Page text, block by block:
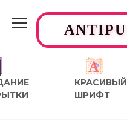
содержанию
КРАСИВЫЙ
ШРИФТ